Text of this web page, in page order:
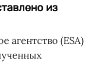
из
агентство (ESA)